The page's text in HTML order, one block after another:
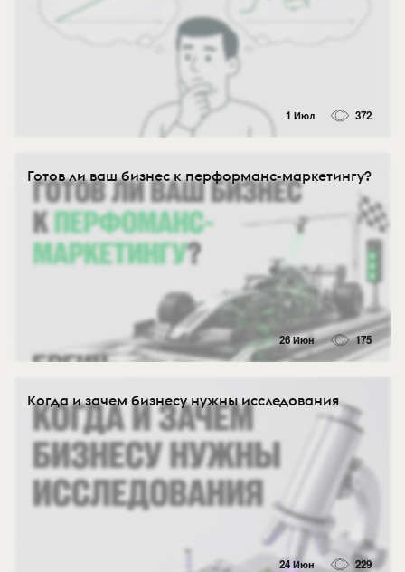
1 Июл 372
Готов ли ваш бизнес к перформанс-маркетингу?
26 Июн 175
Когда и зачем бизнесу нужны исследования
24 Июн 229